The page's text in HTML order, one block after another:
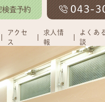
検査予約 043-
アクセ
ス
求人情
報
よくあ
談